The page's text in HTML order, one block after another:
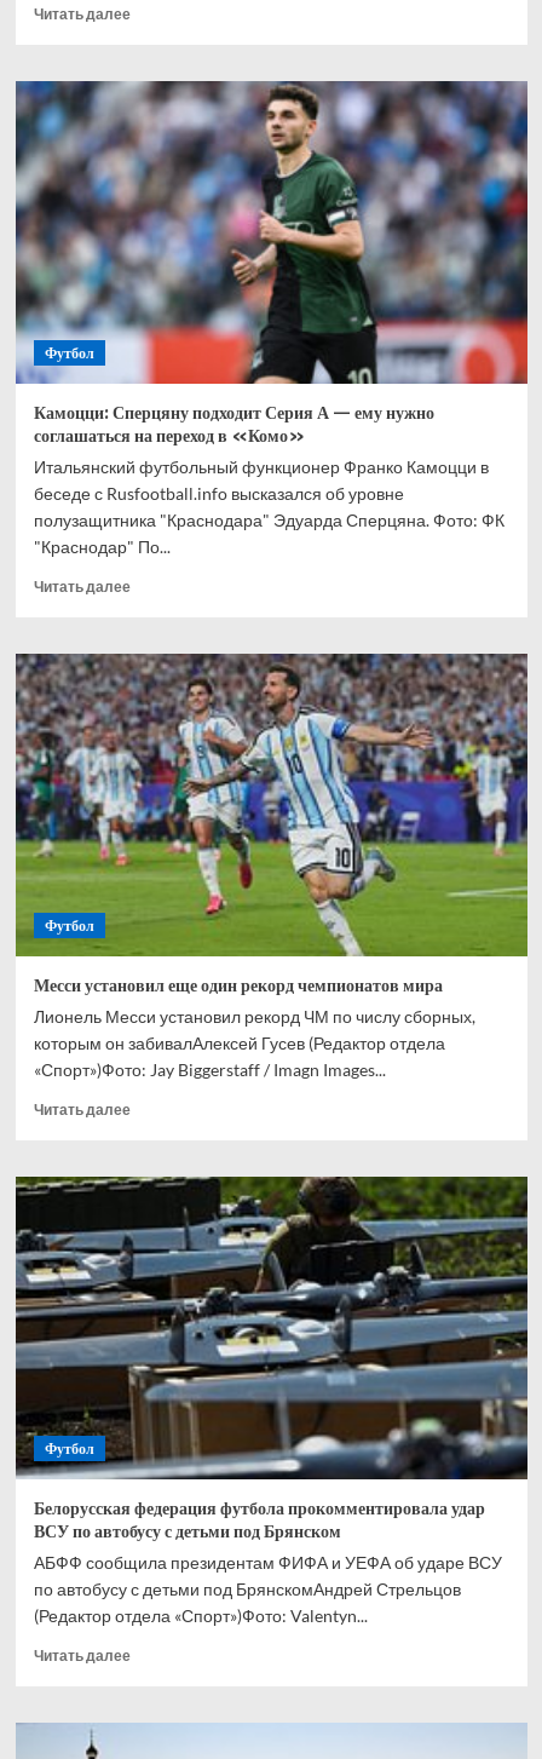
Читать далееПрочитать
Хомуха
оценил
результат
матча
Франция
—
Сенегал
на
ЧМ-26
Футбол
Камоцци: Сперцяну подходит Серия А — ему нужно
соглашаться на переход в «Комо»
Итальянский футбольный функционер Франко Камоцци в
беседе с Rusfootball.info высказался об уровне
полузащитника "Краснодара" Эдуарда Сперцяна. Фото: ФК
"Краснодар" По...
Читать далееПрочитать
Камоцци:
Сперцяну
подходит
Серия
А
—
ему
нужно
соглашаться
на
переход
Футбол
Месси установил еще один рекорд чемпионатов мира
Лионель Месси установил рекорд ЧМ по числу сборных,
которым он забивалАлексей Гусев (Редактор отдела
«Спорт»)Фото: Jay Biggerstaff / Imagn Images...
Читать далееПрочитать
Месси
один
рекорд
чемпионатов
мира
Футбол
Белорусская федерация футбола прокомментировала удар
ВСУ по автобусу с детьми под Брянском
АБФФ сообщила президентам ФИФА и УЕФА об ударе ВСУ
по автобусу с детьми под БрянскомАндрей Стрельцов
(Редактор отдела «Спорт»)Фото: Valentyn...
Читать далееПрочитать
Белорусская